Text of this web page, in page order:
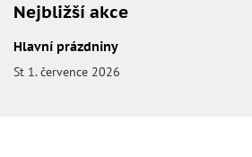
Nejbližší akce
Hlavní prázdniny
St 1. července 2026